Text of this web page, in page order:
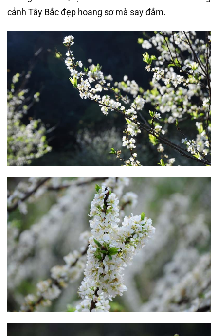
cảnh Tây Bắc đẹp hoang sơ mà say đắm.